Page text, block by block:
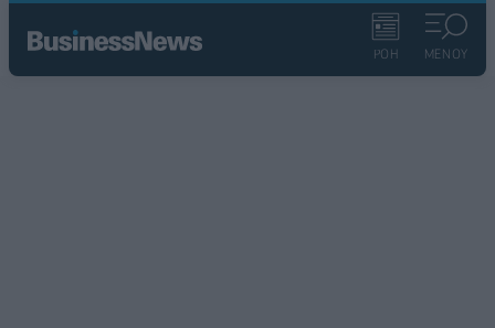
ΡΟΗ ΜΕΝΟΥ